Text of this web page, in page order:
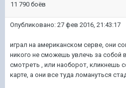
11 790 боёв
Опубликовано: 27 фев 2016, 21:43:17
играл на американском серве, они
никого не сможешь увлечь за собой
смотреть , или наоборот, кликнешь
карте, а они все туда ломануться